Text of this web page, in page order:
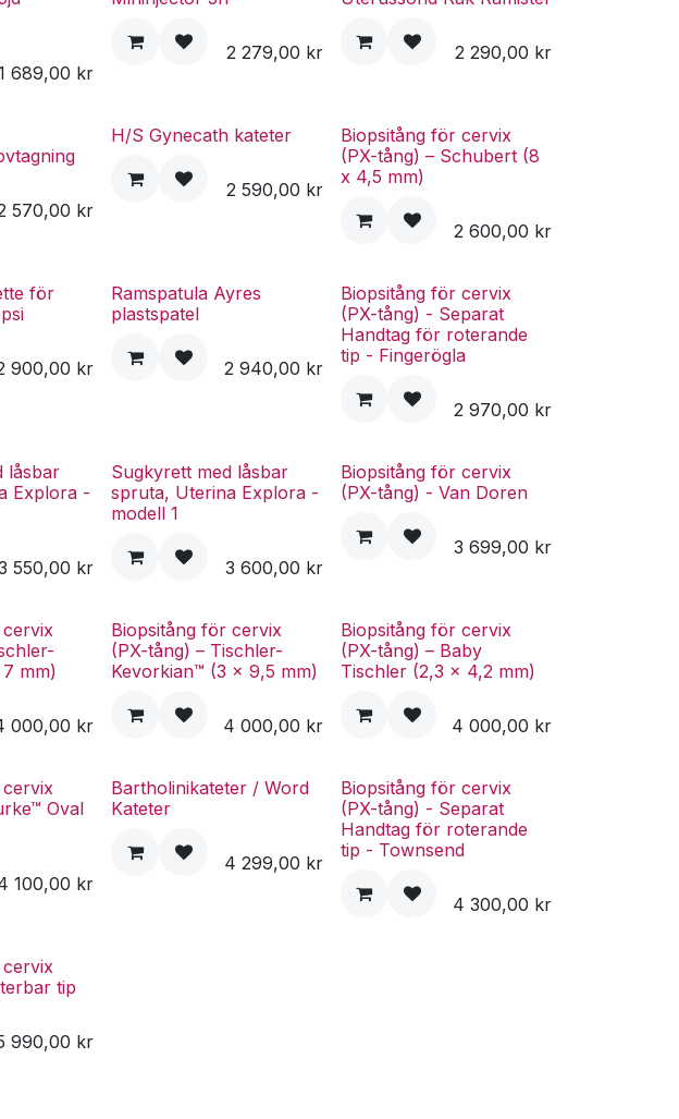
689,00 kr
2 279,00 kr 2 290,00 kr
570,00 kr
H/S Gynecath kateter
2 590,00 kr
Biopsitång för cervix
(PX-tång) – Schubert (8
x 4,5 mm)
2 600,00 kr
för
900,00 kr
Ramspatula Ayres
plastspatel
2 940,00 kr
Biopsitång för cervix
(PX-tång) - Separat
Handtag för roterande
tip - Fingerögla
2 970,00 kr
låsbar
Explora -
550,00 kr
Sugkyrett med låsbar
spruta, Uterina Explora -
modell 1
3 600,00 kr
Biopsitång för cervix
(PX-tång) - Van Doren
3 699,00 kr
mm)
000,00 kr
Biopsitång för cervix
(PX-tång) – Tischler-
Kevorkian™ (3 x 9,5 mm)
4 000,00 kr
Biopsitång för cervix
(PX-tång) – Baby
Tischler (2,3 x 4,2 mm)
4 000,00 kr
Oval
100,00 kr
Bartholinikateter / Word
Kateter
4 299,00 kr
Biopsitång för cervix
(PX-tång) - Separat
Handtag för roterande
tip - Townsend
4 300,00 kr
tip
990,00 kr